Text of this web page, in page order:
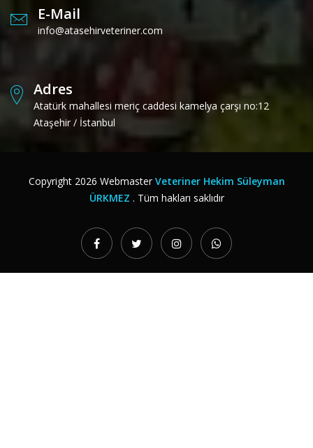
E-Mail
info@atasehirveteriner.com
Adres
Atatürk mahallesi meriç caddesi kamelya çarşı no:12
Ataşehir / İstanbul
Copyright 2026 Webmaster Veteriner Hekim Süleyman
ÜRKMEZ . Tüm hakları saklıdır